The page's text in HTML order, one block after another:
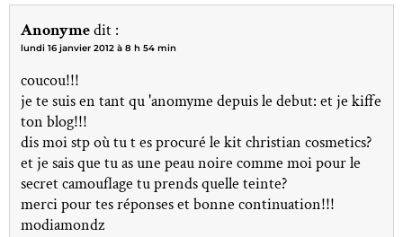
Anonymedit :
lundi 16 janvier 2012 à 8 h 54 min
coucou!!!
je te suis en tant qu 'anomyme depuis le debut: et je kiffe
ton blog!!!
dis moi stp où tu t es procuré le kit christian cosmetics?
et je sais que tu as une peau noire comme moi pour le
secret camouflage tu prends quelle teinte?
merci pour tes réponses et bonne continuation!!!
modiamondz